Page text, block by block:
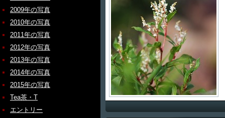
2009年の写真
2010年の写真
2011年の写真
2012年の写真
2013年の写真
2014年の写真
2015年の写真
Tea茶・T
エントリー